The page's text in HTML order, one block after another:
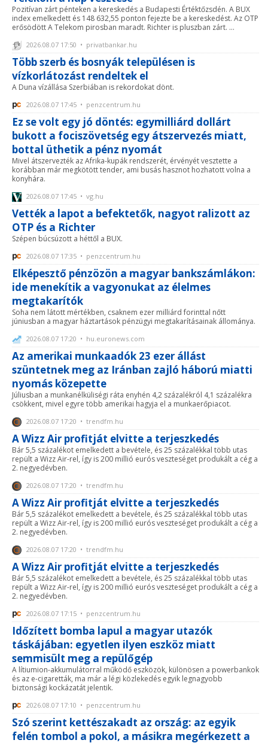
Pozitívan zárt pénteken a kereskedés a Budapesti Értéktőzsdén. A BUX
index emelkedett és 148 632,55 ponton fejezte be a kereskedést. Az OTP
erősödött A Telekom pirosban maradt. Richter is pluszban zárt. ...
2026.08.07 17:50 • privatbankar.hu
Több szerb és bosnyák településen is
vízkorlátozást rendeltek el
A Duna vízállása Szerbiában is rekordokat dönt.
2026.08.07 17:45 • penzcentrum.hu
Ez se volt egy jó döntés: egymilliárd dollárt
bukott a fociszövetség egy átszervezés miatt,
bottal üthetik a pénz nyomát
Mivel átszervezték az Afrika-kupák rendszerét, érvényét vesztette a
korábban már megkötött tender, ami busás hasznot hozhatott volna a
konyhára.
2026.08.07 17:45 • vg.hu
Vették a lapot a befektetők, nagyot ralizott az
OTP és a Richter
Szépen búcsúzott a héttől a BUX.
2026.08.07 17:35 • penzcentrum.hu
Elképesztő pénzözön a magyar bankszámlákon:
ide menekítik a vagyonukat az élelmes
megtakarítók
Soha nem látott mértékben, csaknem ezer milliárd forinttal nőtt
júniusban a magyar háztartások pénzügyi megtakarításainak állománya.
2026.08.07 17:20 • hu.euronews.com
Az amerikai munkaadók 23 ezer állást
szüntetnek meg az Iránban zajló háború miatti
nyomás közepette
Júliusban a munkanélküliségi ráta enyhén 4,2 százalékról 4,1 százalékra
csökkent, mivel egyre több amerikai hagyja el a munkaerőpiacot.
2026.08.07 17:20 • trendfm.hu
A Wizz Air profitját elvitte a terjeszkedés
Bár 5,5 százalékot emelkedett a bevétele, és 25 százalékkal több utas
repült a Wizz Air-rel, így is 200 millió eurós veszteséget produkált a cég a
2. negyedévben.
2026.08.07 17:20 • trendfm.hu
A Wizz Air profitját elvitte a terjeszkedés
Bár 5,5 százalékot emelkedett a bevétele, és 25 százalékkal több utas
repült a Wizz Air-rel, így is 200 millió eurós veszteséget produkált a cég a
2. negyedévben.
2026.08.07 17:20 • trendfm.hu
A Wizz Air profitját elvitte a terjeszkedés
Bár 5,5 százalékot emelkedett a bevétele, és 25 százalékkal több utas
repült a Wizz Air-rel, így is 200 millió eurós veszteséget produkált a cég a
2. negyedévben.
2026.08.07 17:15 • penzcentrum.hu
Időzített bomba lapul a magyar utazók
táskájában: egyetlen ilyen eszköz miatt
semmisült meg a repülőgép
A lítiumion-akkumulátorral működő eszközök, különösen a powerbankok
és az e-cigaretták, ma már a légi közlekedés egyik legnagyobb
biztonsági kockázatát jelentik.
2026.08.07 17:10 • penzcentrum.hu
Szó szerint kettészakadt az ország: az egyik
felén tombol a pokol, a másikra megérkezett a